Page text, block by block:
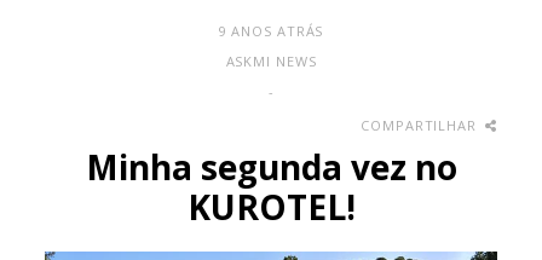
9 ANOS ATRÁS
ASKMI NEWS
-
COMPARTILHAR
Minha segunda vez no
KUROTEL!